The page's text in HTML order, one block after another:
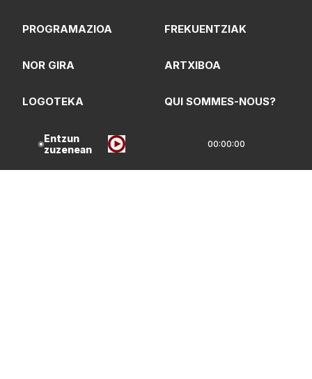
Entzun
zuzenean
00:00:00
PROGRAMAZIOA FREKUENTZIAK
NOR GIRA ARTXIBOA
LOGOTEKA QUI SOMMES-NOUS?